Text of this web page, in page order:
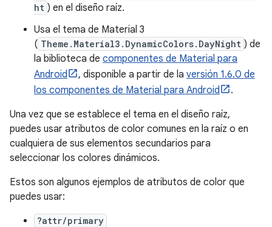
ht ) en el diseño raíz.
Usa el tema de Material 3
( Theme.Material3.DynamicColors.DayNight ) de
la biblioteca de componentes de Material para
Android
, disponible a partir de la versión 1.6.0 de
los componentes de Material para Android
.
Una vez que se establece el tema en el diseño raíz,
puedes usar atributos de color comunes en la raíz o en
cualquiera de sus elementos secundarios para
seleccionar los colores dinámicos.
Estos son algunos ejemplos de atributos de color que
puedes usar:
?attr/primary